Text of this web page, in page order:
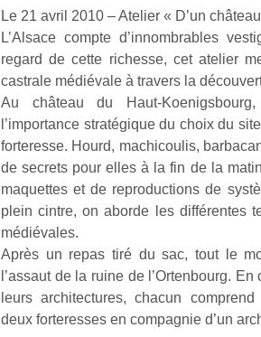
Le 21 avril 2010 – Atelier « D’un
L’Alsace compte d’innombrables
regard de cette richesse, cet atelier
castrale médiévale à travers la
Au château du Haut-
l’importance stratégique du choix du
forteresse. Hourd, machicoulis,
de secrets pour elles à la fin de la
maquettes et de reproductions de
plein cintre, on aborde les différentes
médiévales.
Après un repas tiré du sac, tout le
l’assaut de la ruine de l’Ortenbourg.
leurs architectures, chacun
deux forteresses en compagnie d’un
NextGen,
une
nouvelle
trottinette
mécanique
Beeper
Les
enfants
débordent
souvent
d’énergie.
Varier les
occupations
n’est pas
toujours
Des
trampolines
pour les
grands et
les petits !
vacances
estivales
et avec le
beaux
jours, c’est
pour les
de